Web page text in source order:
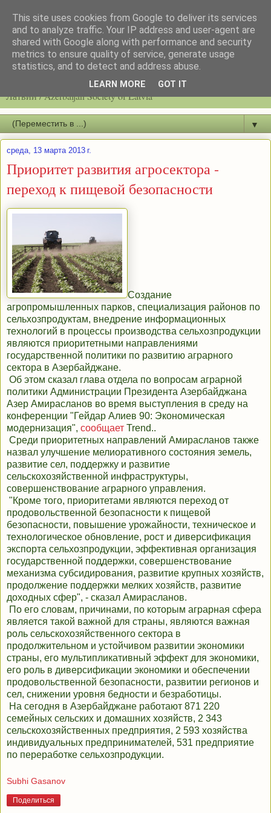
Latvijas azerbaidžāņu biedrību / Общество азербайджанцев
Латвии / Azerbaijan Society of Latvia
▼
среда, 13 марта 2013 г.
Приоритет развития агросектора -
переход к пищевой безопасности
Создание
агропромышленных парков, специализация районов по
сельхозпродуктам, внедрение информационных
технологий в процессы производства сельхозпродукции
являются приоритетными направлениями
государственной политики по развитию аграрного
сектора в Азербайджане.
Об этом сказал глава отдела по вопросам аграрной
политики Администрации Президента Азербайджана
Азер Амирасланов во время выступления в среду на
конференции "Гейдар Алиев 90: Экономическая
модернизация", сообщает Trend..
Среди приоритетных направлений Амирасланов также
назвал улучшение мелиоративного состояния земель,
развитие сел, поддержку и развитие
сельскохозяйственной инфраструктуры,
совершенствование аграрного управления.
"Кроме того, приоритетами являются переход от
продовольственной безопасности к пищевой
безопасности, повышение урожайности, техническое и
технологическое обновление, рост и диверсификация
экспорта сельхозпродукции, эффективная организация
государственной поддержки, совершенствование
механизма субсидирования, развитие крупных хозяйств,
продолжение поддержки мелких хозяйств, развитие
доходных сфер", - сказал Амирасланов.
По его словам, причинами, по которым аграрная сфера
является такой важной для страны, являются важная
роль сельскохозяйственного сектора в
продолжительном и устойчивом развитии экономики
страны, его мультипликативный эффект для экономики,
его роль в диверсификации экономики и обеспечении
продовольственной безопасности, развитии регионов и
сел, снижении уровня бедности и безработицы.
На сегодня в Азербайджане работают 871 220
семейных сельских и домашних хозяйств, 2 343
сельскохозяйственных предприятия, 2 593 хозяйства
индивидуальных предпринимателей, 531 предприятие
по переработке сельхозпродукции.
Subhi Gasanov
Поделиться
This site uses cookies from Google to deliver its services
and to analyze traffic. Your IP address and user-agent are
shared with Google along with performance and security
metrics to ensure quality of service, generate usage
statistics, and to detect and address abuse.
LEARN MORE GOT IT